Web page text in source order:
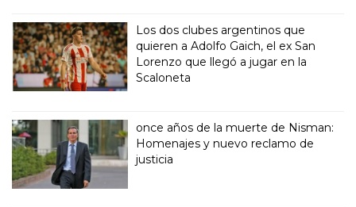
Los dos clubes argentinos que
quieren a Adolfo Gaich, el ex San
Lorenzo que llegó a jugar en la
Scaloneta
once años de la muerte de Nisman:
Homenajes y nuevo reclamo de
justicia